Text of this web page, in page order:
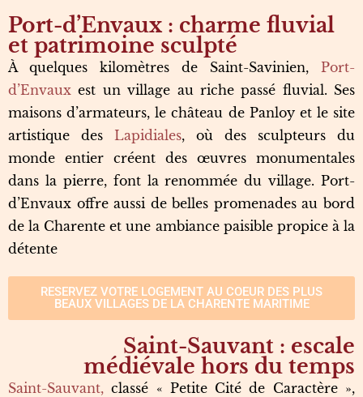
Port-d’Envaux : charme fluvial
et patrimoine sculpté
À quelques kilomètres de Saint-Savinien, Port-
d’Envaux est un village au riche passé fluvial. Ses
maisons d’armateurs, le château de Panloy et le site
artistique des Lapidiales, où des sculpteurs du
monde entier créent des œuvres monumentales
dans la pierre, font la renommée du village. Port-
d’Envaux offre aussi de belles promenades au bord
de la Charente et une ambiance paisible propice à la
détente
RESERVEZ VOTRE LOGEMENT AU COEUR DES PLUS
BEAUX VILLAGES DE LA CHARENTE MARITIME
Saint-Sauvant : escale
médiévale hors du temps
Saint-Sauvant, classé « Petite Cité de Caractère »,